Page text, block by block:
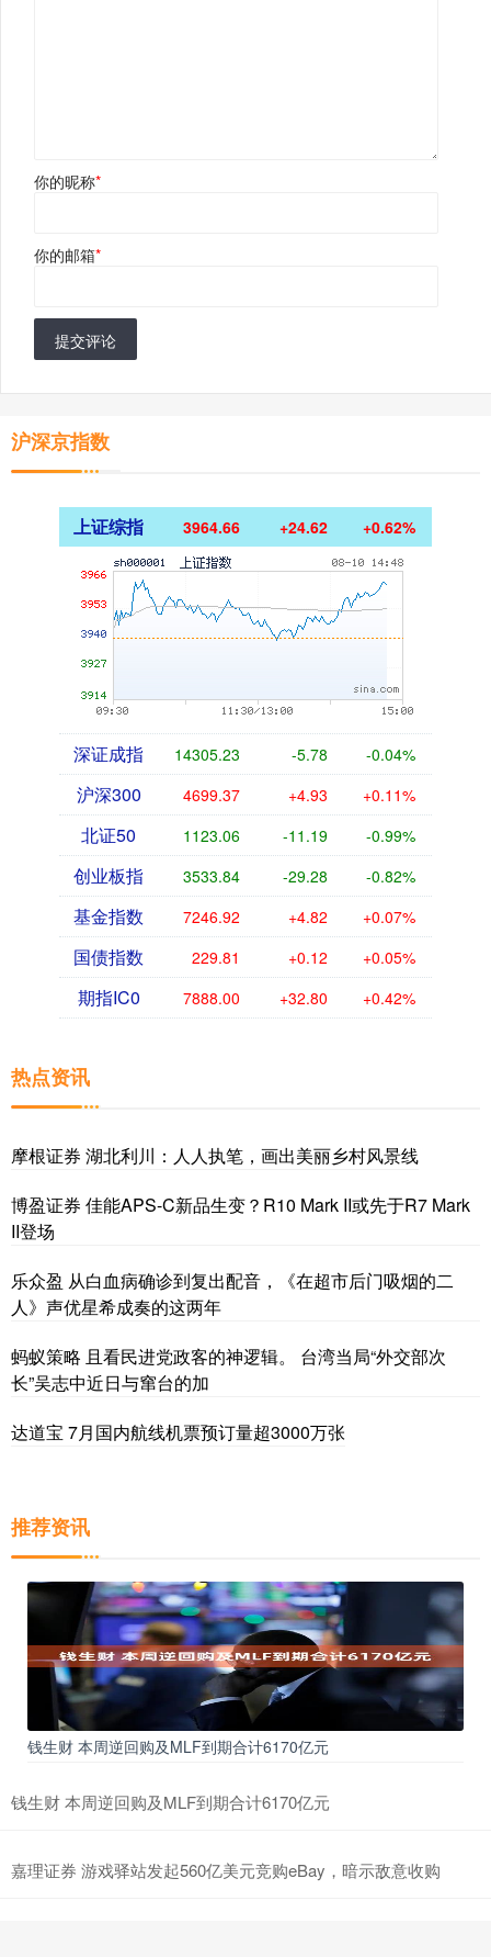
你的昵称*
你的邮箱*
提交评论
沪深京指数
上证综指 3964.66 +24.62 +0.62%
深证成指 14305.23 -5.78 -0.04%
沪深300 4699.37 +4.93 +0.11%
北证50 1123.06 -11.19 -0.99%
创业板指 3533.84 -29.28 -0.82%
基金指数 7246.92 +4.82 +0.07%
国债指数 229.81 +0.12 +0.05%
期指IC0 7888.00 +32.80 +0.42%
热点资讯
摩根证券 湖北利川：人人执笔，画出美丽乡村风景线
博盈证券 佳能APS-C新品生变？R10 Mark II或先于R7 Mark
II登场
乐众盈 从白血病确诊到复出配音，《在超市后门吸烟的二
人》声优星希成奏的这两年
蚂蚁策略 且看民进党政客的神逻辑。 台湾当局“外交部次
长”吴志中近日与窜台的加
达道宝 7月国内航线机票预订量超3000万张
推荐资讯
钱生财 本周逆回购及MLF到期合计6170亿元
钱生财 本周逆回购及MLF到期合计6170亿元
嘉理证券 游戏驿站发起560亿美元竞购eBay，暗示敌意收购